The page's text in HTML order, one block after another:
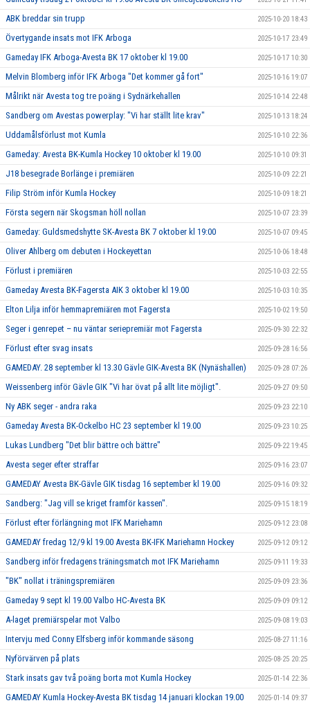
ABK breddar sin trupp 2025-10-20 18:43
Övertygande insats mot IFK Arboga 2025-10-17 23:49
Gameday IFK Arboga-Avesta BK 17 oktober kl 19.00 2025-10-17 10:30
Melvin Blomberg inför IFK Arboga "Det kommer gå fort" 2025-10-16 19:07
Målrikt när Avesta tog tre poäng i Sydnärkehallen 2025-10-14 22:48
Sandberg om Avestas powerplay: "Vi har ställt lite krav" 2025-10-13 18:24
Uddamålsförlust mot Kumla 2025-10-10 22:36
Gameday: Avesta BK-Kumla Hockey 10 oktober kl 19.00 2025-10-10 09:31
J18 besegrade Borlänge i premiären 2025-10-09 22:21
Filip Ström inför Kumla Hockey 2025-10-09 18:21
Första segern när Skogsman höll nollan 2025-10-07 23:39
Gameday: Guldsmedshytte SK-Avesta BK 7 oktober kl 19:00 2025-10-07 09:45
Oliver Ahlberg om debuten i Hockeyettan 2025-10-06 18:48
Förlust i premiären 2025-10-03 22:55
Gameday Avesta BK-Fagersta AIK 3 oktober kl 19.00 2025-10-03 10:35
Elton Lilja inför hemmapremiären mot Fagersta 2025-10-02 19:50
Seger i genrepet – nu väntar seriepremiär mot Fagersta 2025-09-30 22:32
Förlust efter svag insats 2025-09-28 16:56
GAMEDAY. 28 september kl 13.30 Gävle GIK-Avesta BK (Nynäshallen) 2025-09-28 07:26
Weissenberg inför Gävle GIK "Vi har övat på allt lite möjligt". 2025-09-27 09:50
Ny ABK seger - andra raka 2025-09-23 22:10
Gameday Avesta BK-Ockelbo HC 23 september kl 19.00 2025-09-23 10:25
Lukas Lundberg "Det blir bättre och bättre" 2025-09-22 19:45
Avesta seger efter straffar 2025-09-16 23:07
GAMEDAY Avesta BK-Gävle GIK tisdag 16 september kl 19.00 2025-09-16 09:32
Sandberg: "Jag vill se kriget framför kassen". 2025-09-15 18:19
Förlust efter förlängning mot IFK Mariehamn 2025-09-12 23:08
GAMEDAY fredag 12/9 kl 19.00 Avesta BK-IFK Mariehamn Hockey 2025-09-12 09:12
Sandberg inför fredagens träningsmatch mot IFK Mariehamn 2025-09-11 19:33
"BK" nollat i träningspremiären 2025-09-09 23:36
Gameday 9 sept kl 19.00 Valbo HC-Avesta BK 2025-09-09 09:12
A-laget premiärspelar mot Valbo 2025-09-08 19:03
Intervju med Conny Elfsberg inför kommande säsong 2025-08-27 11:16
Nyförvärven på plats 2025-08-25 20:25
Stark insats gav två poäng borta mot Kumla Hockey 2025-01-14 22:36
GAMEDAY Kumla Hockey-Avesta BK tisdag 14 januari klockan 19.00 2025-01-14 09:37